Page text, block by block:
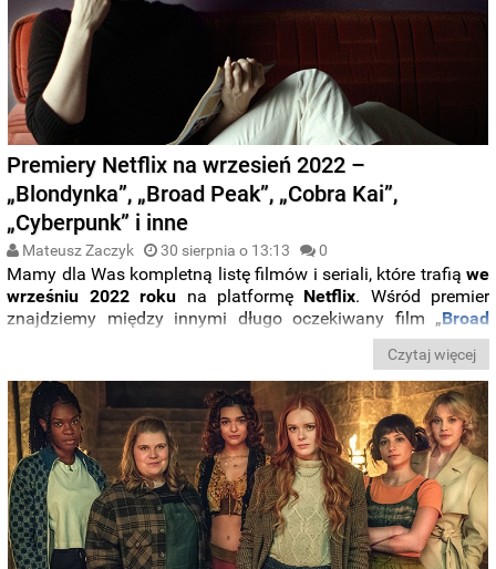
Premiery Netflix na wrzesień 2022 –
„Blondynka”, „Broad Peak”, „Cobra Kai”,
„Cyberpunk” i inne
Mateusz Zaczyk 30 sierpnia o 13:13 0
Mamy dla Was kompletną listę filmów i seriali, które trafiąwe
wrześniu 2022 roku na platformę Netflix. Wśród premier
znajdziemy między innymi długo oczekiwany film „Broad
” opowiadający historię legendarnego polskiego
. Premierę będzie miała także
„Blondynka”, filmowy portretMarilyn Monroe, nieśmiertelnej
ikony kina zAną de Armasw roli głównej. Dla fanów anime
Netflixprzygotował serial „Cyberpunk: Edgerunners”. We
wrześniu w serwisie zadebiutuje również nowy sezon serialu
„Cobra Kai” oraz „Przeznaczenie: Saga Winx”.
Czytaj więcej